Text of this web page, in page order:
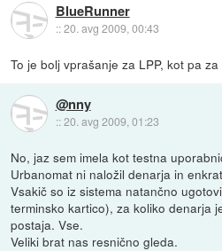
BlueRunner
::20. avg 2009, 00:43
To je bolj vprašanje za LPP, kot pa
@nny
::20. avg 2009, 01:23
No, jaz sem imela kot testna
Urbanomat ni naložil denarja in
Vsakič so iz sistema natančno
terminsko kartico), za koliko denarja
postaja. Vse.
Veliki brat nas resnično gleda.